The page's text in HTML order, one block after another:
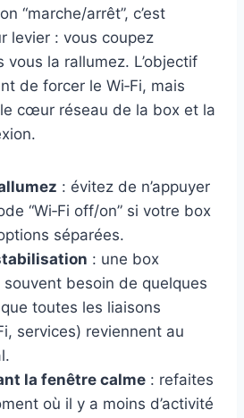
“marche/arrêt”, c’est
levier : vous coupez
vous la rallumez. L’objectif
de forcer le Wi‑Fi, mais
cœur réseau de la box et la
: évitez de n’appuyer
“Wi‑Fi off/on” si votre box
séparées.
: une box
besoin de quelques
toutes les liaisons
services) reviennent au
la fenêtre calme : refaites
où il y a moins d’activité